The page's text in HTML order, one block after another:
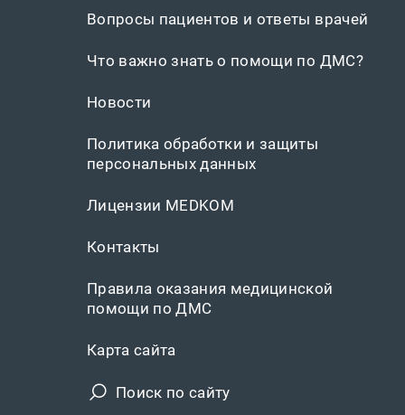
Вопросы пациентов и ответы врачей
Что важно знать о помощи по ДМС?
Новости
Политика обработки и защиты
персональных данных
Лицензии MEDKOM
Контакты
Правила оказания медицинской
помощи по ДМС
Карта сайта
Поиск по сайту